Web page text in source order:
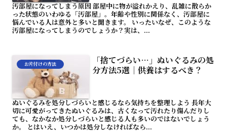
汚部屋になってしまう原因 部屋中に物が溢れかえり、乱雑に散らか
った状態のいわゆる「汚部屋」。年齢や性別に関係なく、汚部屋に
悩んでいる人は意外と多いと聞きます。 いったいなぜ、このような
汚部屋になってしまうのでしょうか？実は、...
お片付けの方法
「捨てづらい…」ぬいぐるみの処
分方法5選｜供養はするべき？
ぬいぐるみを処分しづらいと感じるなら気持ちを整理しよう 長年大
切に可愛がってきたぬいぐるみは、古くなって汚れたり傷んだりし
ても、なかなか処分しづらいと感じる人も多いのではないでしょう
か。 とはいえ、いつかは処分しなければなら...